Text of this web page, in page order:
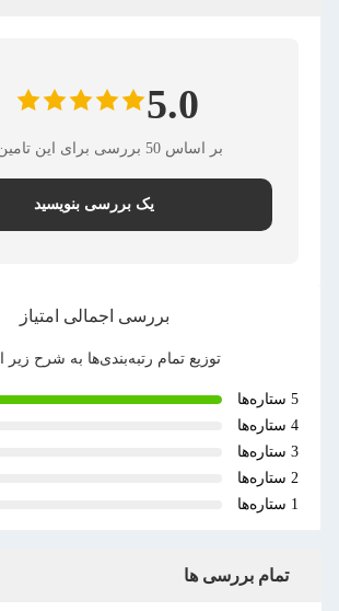
5.0
بر اساس 50 بررسی برای این تامین‌کننده
یک بررسی بنویسید
بررسی اجمالی امتیاز
توزیع تمام رتبه‌بندی‌ها به شرح زیر
تمام بررسی ها